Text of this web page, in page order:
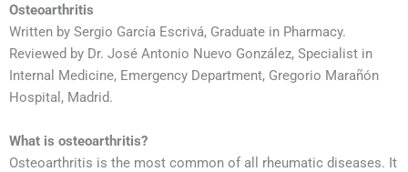
Osteoarthritis
Written by Sergio García Escrivá, Graduate in Pharmacy.
Reviewed by Dr. José Antonio Nuevo González, Specialist in
Internal Medicine, Emergency Department, Gregorio Marañón
Hospital, Madrid.
What is osteoarthritis?
Osteoarthritis is the most common of all rheumatic diseases. It